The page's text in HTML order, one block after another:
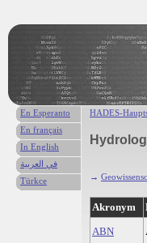
HADES-
→
Akronym
ABN
En Esperanto
En français
In English
في العربية
Türkce